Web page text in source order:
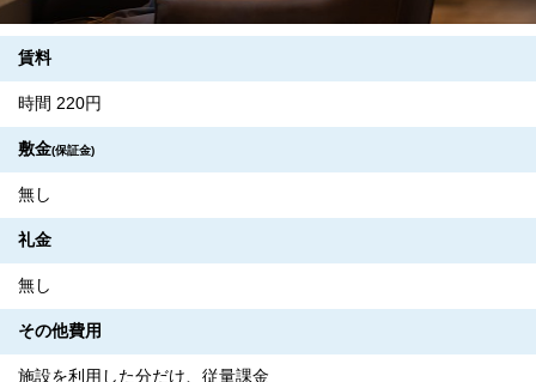
賃料
時間 220円
敷金(保証金)
無し
礼金
無し
その他費用
施設を利用した分だけ、従量課金